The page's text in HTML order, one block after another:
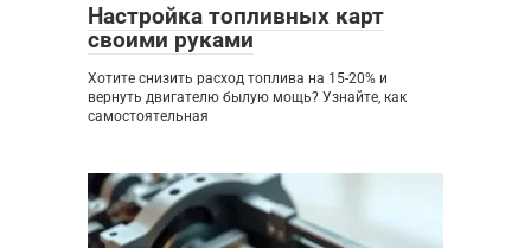
Настройка топливных карт
своими руками
Хотите снизить расход топлива на 15-20% и
вернуть двигателю былую мощь? Узнайте, как
самостоятельная